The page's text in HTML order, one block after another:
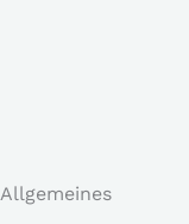
Allgemeines